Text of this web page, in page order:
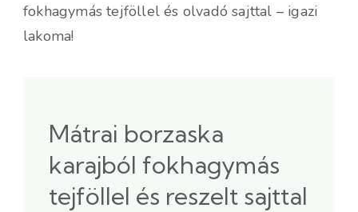
fokhagymás tejföllel és olvadó sajttal – igazi
lakoma!
Mátrai borzaska
karajból fokhagymás
tejföllel és reszelt sajttal